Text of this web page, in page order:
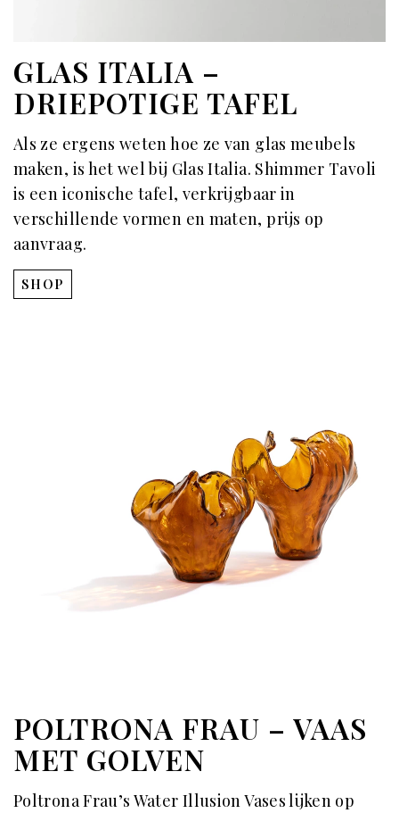
GLAS ITALIA –
DRIEPOTIGE TAFEL
Als ze ergens weten hoe ze van glas meubels
maken, is het wel bij Glas Italia. Shimmer Tavoli
is een iconische tafel, verkrijgbaar in
verschillende vormen en maten, prijs op
aanvraag.
SHOP
POLTRONA FRAU – VAAS
MET GOLVEN
Poltrona Frau’s Water Illusion Vases lijken op